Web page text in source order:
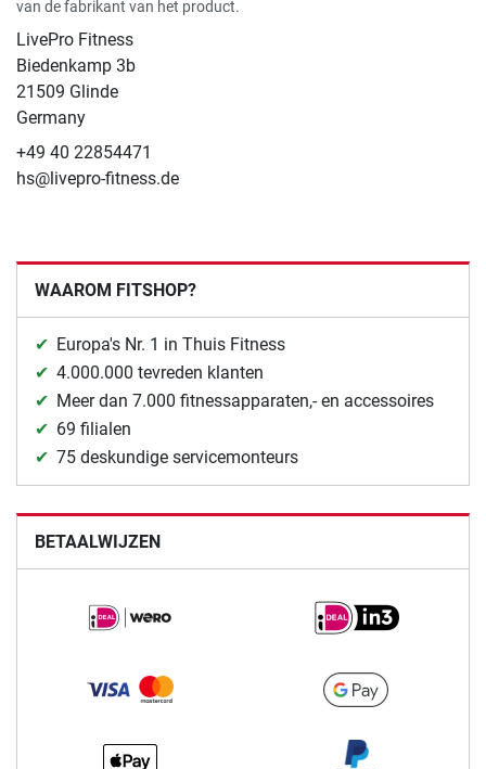
van de fabrikant van het product.
LivePro Fitness
Biedenkamp 3b
21509 Glinde
Germany
+49 40 22854471
hs@livepro-fitness.de
WAAROM FITSHOP?
Europa's Nr. 1 in Thuis Fitness
4.000.000 tevreden klanten
Meer dan 7.000 fitnessapparaten,- en accessoires
69 filialen
75 deskundige servicemonteurs
BETAALWIJZEN